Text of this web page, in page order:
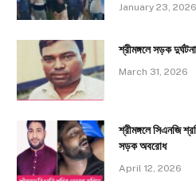
January 23, 2026
শ্রীমঙ্গলে সড়ক
March 31, 2026
শ্রীমঙ্গলে সিএনজি
সড়ক অবরোধ
April 12, 2026